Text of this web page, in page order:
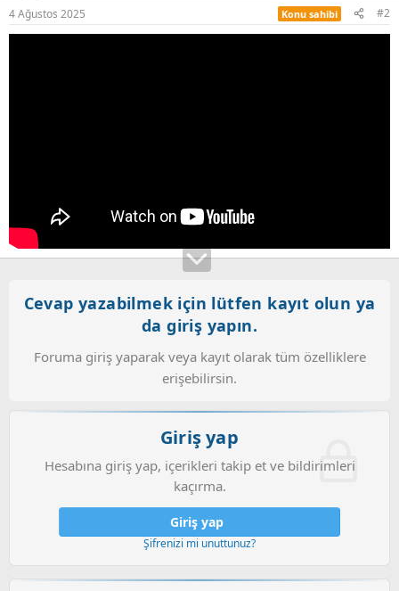
4 Ağustos 2025 Konu sahibi #2
Cevap yazabilmek için lütfen kayıt olun ya
da giriş yapın.
Foruma giriş yaparak veya kayıt olarak tüm özelliklere
erişebilirsin.
Giriş yap
Hesabına giriş yap, içerikleri takip et ve bildirimleri
kaçırma.
Giriş yap
Şifrenizi mi unuttunuz?